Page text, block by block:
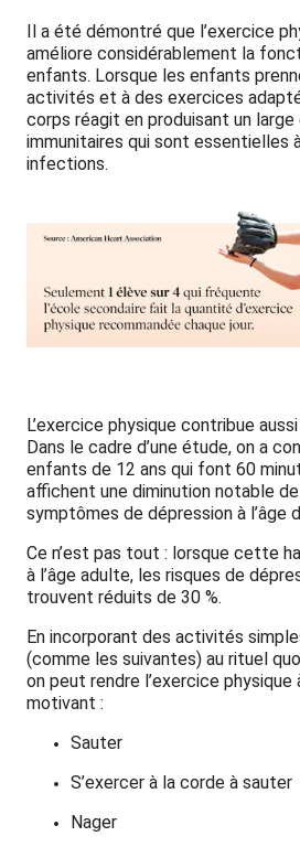
Il a été démontré que l’exercice
améliore considérablement la
enfants. Lorsque les enfants
activités et à des exercices
corps réagit en produisant un
immunitaires qui sont essentielles
infections.
L’exercice physique contribue
Dans le cadre d’une étude, on a
enfants de 12 ans qui font 60
affichent une diminution notable
symptômes de dépression à l’âge
Ce n’est pas tout : lorsque cette
à l’âge adulte, les risques de
trouvent réduits de 30 %.
En incorporant des activités
(comme les suivantes) au rituel
on peut rendre l’exercice
motivant :
Sauter
S’exercer à la corde à sauter
Nager